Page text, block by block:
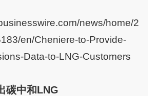
news/home/2
en/Cheniere-to-Provide-
Data-to-LNG-Customers
碳中和LNG